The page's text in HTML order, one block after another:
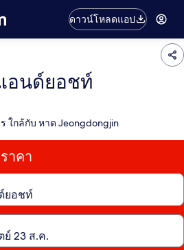
ดาวน์โหลดแอป
อนด์ยอชท์
ใกล้กับ หาด Jeongdongjin
าคา